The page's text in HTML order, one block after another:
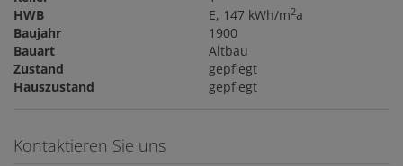
HWB
E, 147 kWh/m2a
Baujahr
1900
Bauart
Altbau
Zustand
gepflegt
Hauszustand
gepflegt
Kontaktieren Sie uns